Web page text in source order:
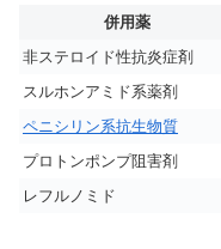
併用薬
非ステロイド性抗炎症剤
スルホンアミド系薬剤
ペニシリン系抗生物質
プロトンポンプ阻害剤
レフルノミド